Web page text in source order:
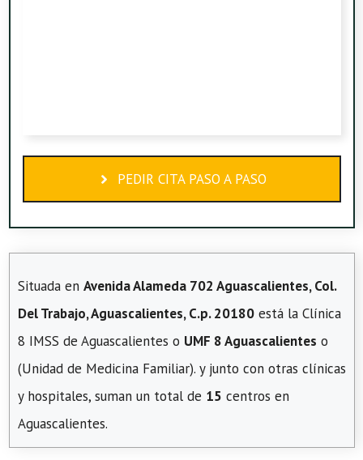
PEDIR CITA PASO A PASO
Situada en Avenida Alameda 702 Aguascalientes, Col.
Del Trabajo, Aguascalientes, C.p. 20180 está la Clínica
8 IMSS de Aguascalientes o UMF 8 Aguascalientes o
(Unidad de Medicina Familiar). y junto con otras clínicas
y hospitales, suman un total de 15 centros en
Aguascalientes.